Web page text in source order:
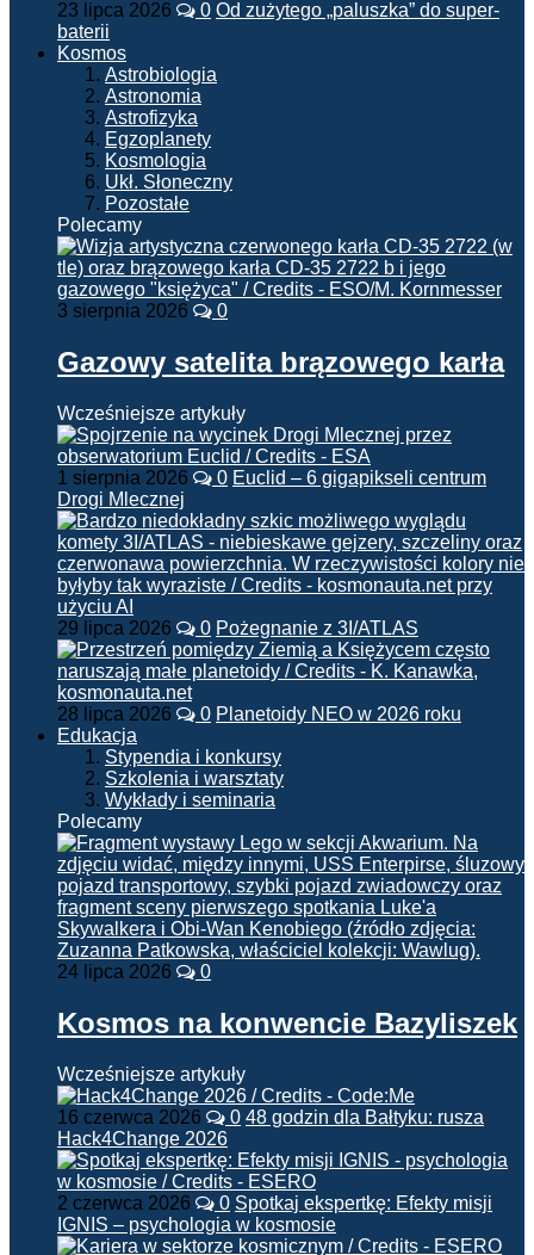
23 lipca 2026 0 Od zużytego „paluszka” do super-
baterii
Kosmos
Astrobiologia
Astronomia
Astrofizyka
Egzoplanety
Kosmologia
Ukł. Słoneczny
Pozostałe
Polecamy
3 sierpnia 2026 0
Gazowy satelita brązowego karła
Wcześniejsze artykuły
1 sierpnia 2026 0 Euclid – 6 gigapikseli centrum
Drogi Mlecznej
29 lipca 2026 0 Pożegnanie z 3I/ATLAS
28 lipca 2026 0 Planetoidy NEO w 2026 roku
Edukacja
Stypendia i konkursy
Szkolenia i warsztaty
Wykłady i seminaria
Polecamy
24 lipca 2026 0
Kosmos na konwencie Bazyliszek
Wcześniejsze artykuły
16 czerwca 2026 0 48 godzin dla Bałtyku: rusza
Hack4Change 2026
2 czerwca 2026 0 Spotkaj ekspertkę: Efekty misji
IGNIS – psychologia w kosmosie